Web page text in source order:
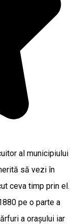
al municipiului
să vezi în
ceva timp prin el.
pe o parte a
a oraşului iar